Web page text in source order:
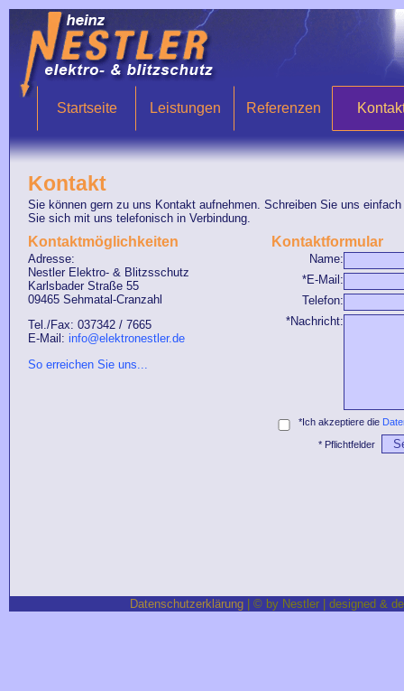
Startseite Leistungen Referenzen
Kontakt
Sie können gern zu uns Kontakt aufnehmen. Schreiben Sie uns
Sie sich mit uns telefonisch in Verbindung.
Kontaktmöglichkeiten
Adresse:
Nestler Elektro- & Blitzsschutz
Karlsbader Straße 55
09465 Sehmatal-Cranzahl
Tel./Fax: 037342 / 7665
E-Mail: info@elektronestler.de
So erreichen Sie uns...
Kontaktformular
Name:
*E-Mail:
Telefon:
*Nachricht:
*Ich akzeptiere die
* Pflichtfelder
Datenschutzerklärung | © by Nestler | designed &